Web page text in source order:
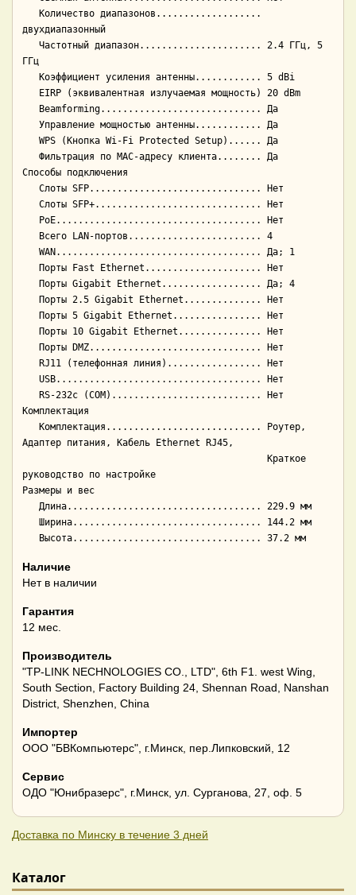
двухдиапазонный
ГГц
Способы подключения
Комплектация
Адаптер питания, Кабель Ethernet RJ45,
руководство по настройке
Размеры и вес
Наличие
Нет в наличии
Гарантия
12 мес.
Производитель
"TP-LINK NECHNOLOGIES CO., LTD", 6th F1. west Wing,
South Section, Factory Building 24, Shennan Road, Nanshan
District, Shenzhen, China
Импортер
ООО "БВКомпьютерс", г.Минск, пер.Липковский, 12
Сервис
ОДО "Юнибразерс", г.Минск, ул. Сурганова, 27, оф. 5
Доставка по Минску в течение 3 дней
Каталог